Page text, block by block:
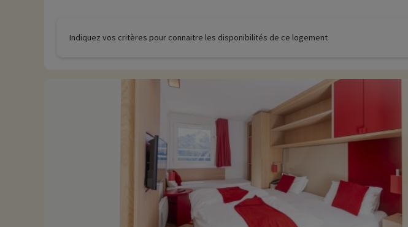
Indiquez vos critères pour connaitre les disponibilités de ce logement